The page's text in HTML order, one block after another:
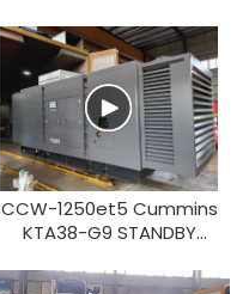
CCW-1250et5 Cummins
KTA38-G9 STANDBY
генератор